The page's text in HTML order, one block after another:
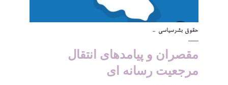
حقوق بشرسیاسی
مقصران و پیامدهای انتقال
مرجعیت رسانه ای